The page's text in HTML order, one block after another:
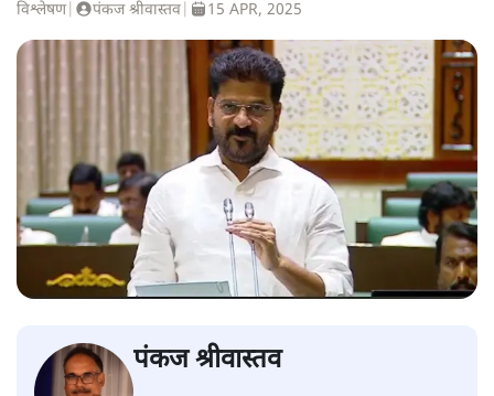
विश्लेषण| पंकज श्रीवास्तव 15 APR, 2025
पंकज श्रीवास्तव